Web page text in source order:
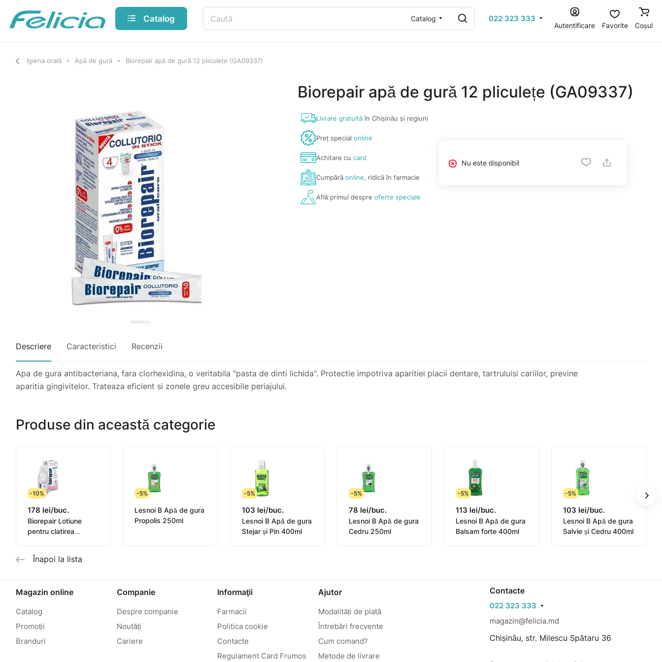
Catalog Catalog 022 323 333
Autentificare Favorite Coșul
Igiena orală Apă de gură Biorepair apă de gură 12 pliculețe (GA09337)
Biorepair apă de gură 12 pliculețe (GA09337)
Livrare gratuităîn Chișinău și regiuni
Preț specialonline
Achitare cucard
Cumpărăonline, ridică în farmacie
Află primul despreoferte speciale
Nu este disponibil
Descriere Caracteristici Recenzii
Apa de gura antibacteriana, fara clorhexidina, o veritabila "pasta de dinti lichida". Protectie impotriva aparitiei placii dentare, tartruluisi cariilor, previne
aparitia gingivitelor. Trateaza eficient si zonele greu accesibile periajului.
Produse din această categorie
-10%
178 lei/buc.
Biorepair Lotiune
pentru clatirea
500ml
-5%
Lesnoi B Apă de gura
Propolis 250ml
-5%
103 lei/buc.
Lesnoi B Apă de gura
Stejar și Pin 400ml
-5%
78 lei/buc.
Lesnoi B Apă de gura
Cedru 250ml
-5%
113 lei/buc.
Lesnoi B Apă de gura
Balsam forte 400ml
-5%
103 lei/buc.
Lesnoi B Apă de gura
Salvie și Cedru 400ml
Înapoi la lista
Magazin online
Catalog
Promoții
Branduri
Companie
Despre companie
Noutăți
Cariere
Informaţii
Farmacii
Politica cookie
Contacte
Regulament Card Frumos
Ajutor
Modalități de plată
Întrebări frecvente
Cum comand?
Metode de livrare
Contacte
022 323 333
magazin@felicia.md
Chișinău, str. Milescu Spătaru 36